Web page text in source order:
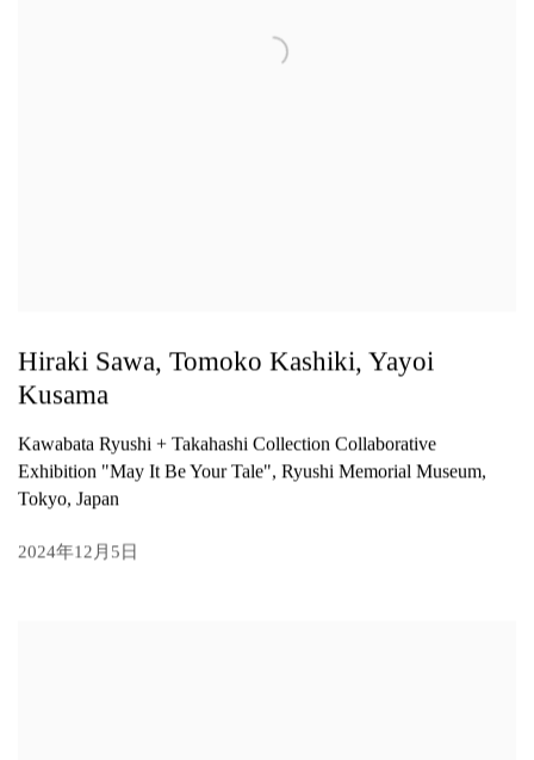
Hiraki Sawa, Tomoko Kashiki, Yayoi
Kusama
Kawabata Ryushi + Takahashi Collection Collaborative
Exhibition "May It Be Your Tale", Ryushi Memorial Museum,
Tokyo, Japan
2024年12月5日